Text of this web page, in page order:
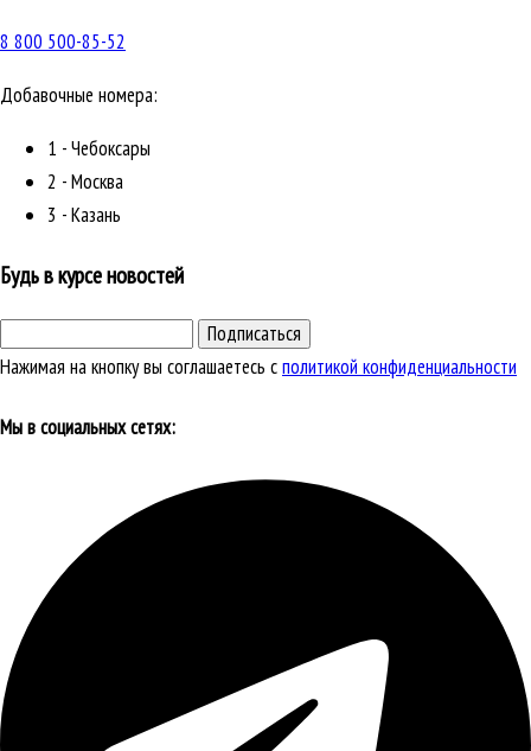
8 800 500-85-52
Добавочные номера:
1 - Чебоксары
2 - Москва
3 - Казань
Будь в курсе новостей
Подписаться
Нажимая на кнопку вы соглашаетесь сполитикой конфиденциальности
Мы в социальных сетях: